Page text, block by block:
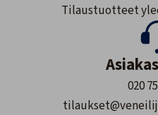
Tilaustuotteet
020